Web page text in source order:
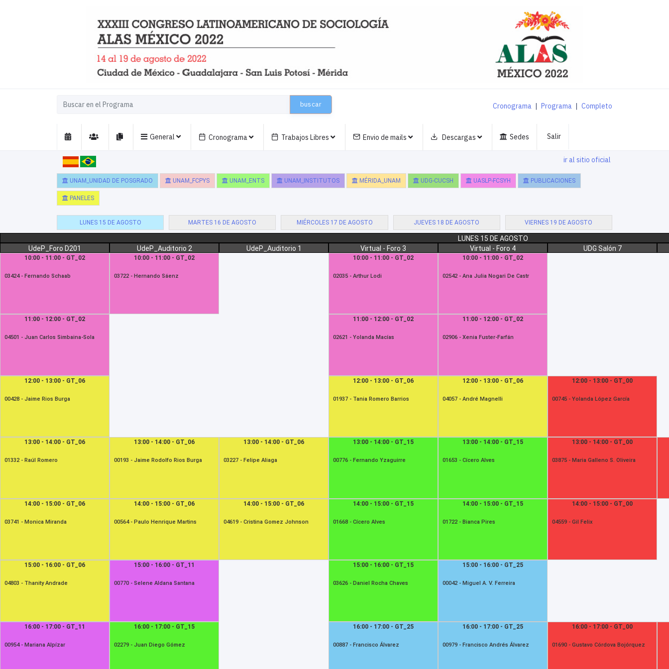
buscar Cronograma | Programa | Completo
General Cronograma Trabajos Libres Envio de mails Descargas Sedes Salir
ir al sitio oficial
UNAM_UNIDAD DE POSGRADO UNAM_FCPYS UNAM_ENTS UNAM_INSTITUTOS MÉRIDA_UNAM UDG-CUCSH UASLP-FCSYH PUBLICACIONES
PANELES
LUNES 15 DE AGOSTO MARTES 16 DE AGOSTO MIÉRCOLES 17 DE AGOSTO JUEVES 18 DE AGOSTO VIERNES 19 DE AGOSTO
LUNES 15 DE AGOSTO
UdeP_Foro D201
10:00 - 11:00 - GT_02
03424 - Fernando Schaab
11:00 - 12:00 - GT_02
04501 - Juan Carlos Simbaina-Sola
12:00 - 13:00 - GT_06
00428 - Jaime Rios Burga
13:00 - 14:00 - GT_06
01332 - Raúl Romero
14:00 - 15:00 - GT_06
03741 - Monica Miranda
15:00 - 16:00 - GT_06
04803 - Thanity Andrade
16:00 - 17:00 - GT_11
00954 - Mariana Alpízar
UdeP_Auditorio 2
10:00 - 11:00 - GT_02
03722 - Hernando Sáenz
13:00 - 14:00 - GT_06
00193 - Jaime Rodolfo Rios Burga
14:00 - 15:00 - GT_06
00564 - Paulo Henrique Martins
15:00 - 16:00 - GT_11
00770 - Selene Aldana Santana
16:00 - 17:00 - GT_15
02279 - Juan Diego Gómez
UdeP_Auditorio 1
13:00 - 14:00 - GT_06
03227 - Felipe Aliaga
14:00 - 15:00 - GT_06
04619 - Cristina Gomez Johnson
Virtual - Foro 3
10:00 - 11:00 - GT_02
02035 - Arthur Lodi
11:00 - 12:00 - GT_02
02621 - Yolanda Macías
12:00 - 13:00 - GT_06
01937 - Tania Romero Barrios
13:00 - 14:00 - GT_15
00776 - Fernando Yzaguirre
14:00 - 15:00 - GT_15
01668 - Cícero Alves
15:00 - 16:00 - GT_15
03626 - Daniel Rocha Chaves
16:00 - 17:00 - GT_25
00887 - Francisco Álvarez
Virtual - Foro 4
10:00 - 11:00 - GT_02
02542 - Ana Julia Nogari De Castr
11:00 - 12:00 - GT_02
02906 - Xenia Fuster-Farfán
12:00 - 13:00 - GT_06
04057 - André Magnelli
13:00 - 14:00 - GT_15
01653 - Cícero Alves
14:00 - 15:00 - GT_15
01722 - Bianca Pires
15:00 - 16:00 - GT_25
00042 - Miguel A. V. Ferreira
16:00 - 17:00 - GT_25
00979 - Francisco Andrés Álvarez
UDG Salón 7
12:00 - 13:00 - GT_00
00745 - Yolanda López García
13:00 - 14:00 - GT_00
03875 - Maria Galleno S. Oliveira
14:00 - 15:00 - GT_00
04559 - Gil Felix
16:00 - 17:00 - GT_00
01690 - Gustavo Córdova Bojórquez